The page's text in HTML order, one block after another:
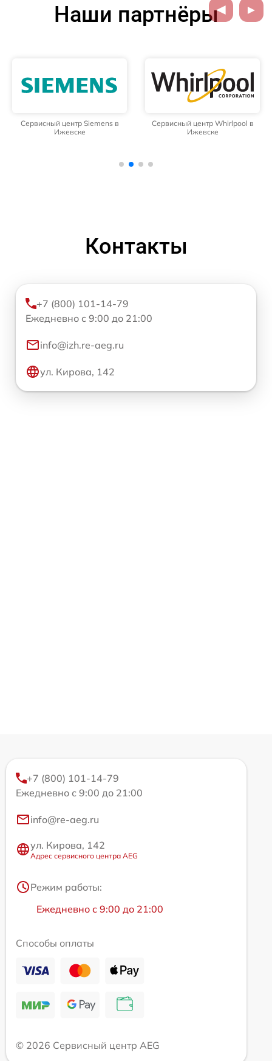
Наши партнёры
Сервисный центр Siemens в
Ижевске
Сервисный центр Whirlpool в
Ижевске
Контакты
+7 (800) 101-14-79
Ежедневно с 9:00 до 21:00
info@izh.re-aeg.ru
ул. Кирова, 142
+7 (800) 101-14-79
Ежедневно с 9:00 до 21:00
info@re-aeg.ru
ул. Кирова, 142
Адрес сервисного центра AEG
Режим работы:
Ежедневно с 9:00 до 21:00
Способы оплаты
© 2026 Сервисный центр AEG